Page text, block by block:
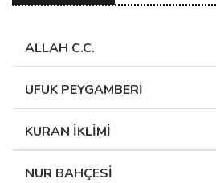
ALLAH C.C.
UFUK PEYGAMBERİ
KURAN İKLİMİ
NUR BAHÇESİ